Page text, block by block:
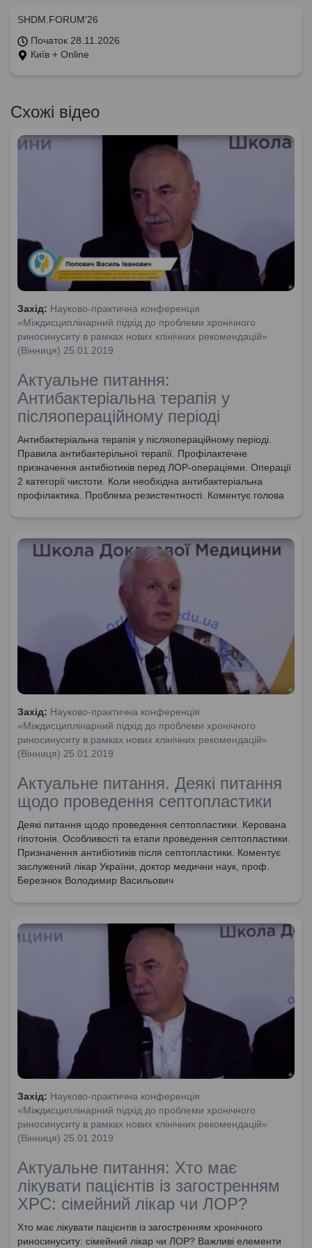
SHDM.FORUM’26
Початок 28.11.2026
Київ + Online
Схожі відео
Захід: Науково-практична конференція
«Міждисциплінарний підхід до проблеми хронічного
риносинуситу в рамках нових клінічних рекомендацій»
(Вінниця) 25.01.2019
Актуальне питання:
Антибактеріальна терапія у
післяопераційному періоді
Антибактеріальна терапія у післяопераційному періоді.
Правила антибактерільної терапії. Профілактечне
призначення антибіотиків перед ЛОР-операціями. Операції
2 категорії чистоти. Коли необхідна антибактеріальна
профілактика. Проблема резистентності. Коментує голова
доктор медичних наук, професор Попович Василь Іванович
Захід: Науково-практична конференція
«Міждисциплінарний підхід до проблеми хронічного
риносинуситу в рамках нових клінічних рекомендацій»
(Вінниця) 25.01.2019
Актуальне питання. Деякі питання
щодо проведення септопластики
Деякі питання щодо проведення септопластики. Керована
гіпотонія. Особливості та етапи проведення септопластики.
Призначення антибіотиків після септопластики. Коментує
заслужений лікар України, доктор медични наук, проф.
Березнюк Володимир Васильович
Захід: Науково-практична конференція
«Міждисциплінарний підхід до проблеми хронічного
риносинуситу в рамках нових клінічних рекомендацій»
(Вінниця) 25.01.2019
Актуальне питання: Хто має
лікувати пацієнтів із загостренням
ХРС: сімейний лікар чи ЛОР?
Хто має лікувати пацієнтів із загостренням хронічного
риносинуситу: сімейний лікар чи ЛОР? Важливі елементи